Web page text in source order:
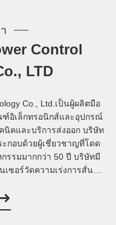
Control
LTD
Co., Ltd.เป็นผู้ผลิตมือ
อิเล็กทรอนิกส์และอุปกรณ์
นิคและบริการส่งออก บริษัท
กอบด้วยผู้เชี่ยวชาญที่โดด
รรมมากกว่า 50 ปี บริษัทมี
ซอร์วัดความเร่งการสั่น
ๆ และสามารถให้บริการผู้
...